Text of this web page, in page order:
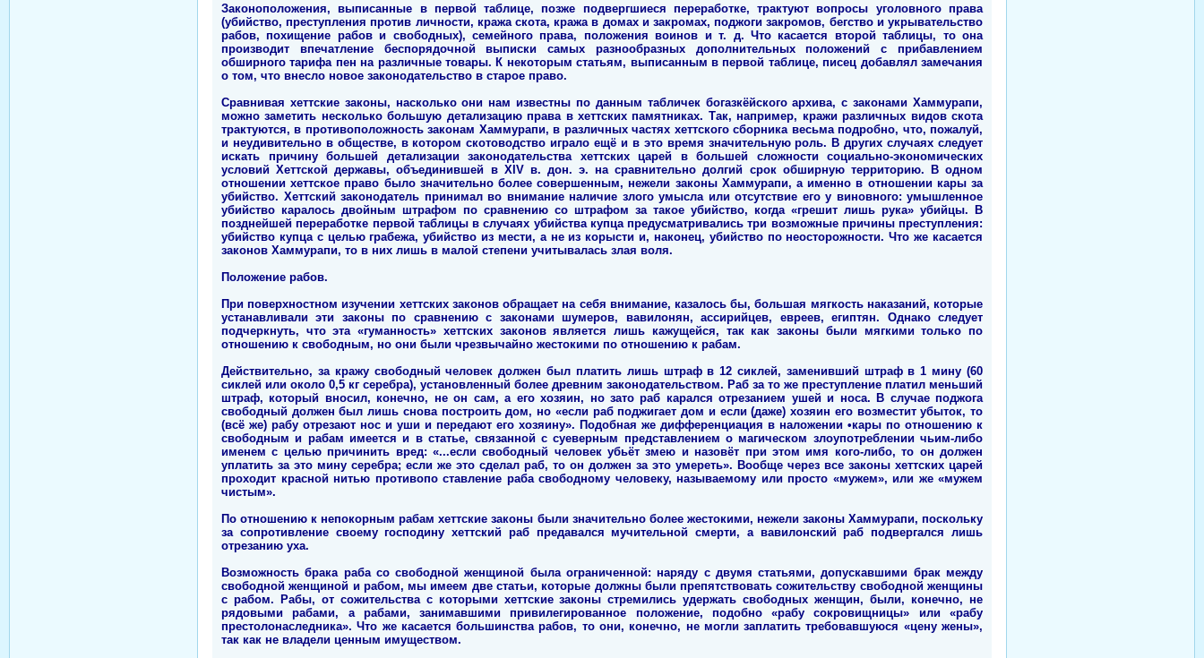
Законоположения, выписанные в первой таблице, позже подвергшиеся переработке, трактуют вопросы уголовного права
(убийство, преступления против личности, кража скота, кража в домах и закромах, поджоги закромов, бегство и укрывательство
рабов, похищение рабов и свободных), семейного права, положения воинов и т. д. Что касается второй таблицы, то она
производит впечатление беспорядочной выписки самых разнообразных дополнительных положений с прибавлением
обширного тарифа пен на различные товары. К некоторым статьям, выписанным в первой таблице, писец добавлял замечания
о том, что внесло новое законодательство в старое право.
Сравнивая хеттские законы, насколько они нам известны по данным табличек богазкёйского архива, с законами Хаммурапи,
можно заметить несколько большую детализацию права в хеттских памятниках. Так, например, кражи различных видов скота
трактуются, в противоположность законам Хаммурапи, в различных частях хеттского сборника весьма подробно, что, пожалуй,
и неудивительно в обществе, в котором скотоводство играло ещё и в это время значительную роль. В других случаях следует
искать причину большей детализации законодательства хеттских царей в большей сложности социально-экономических
условий Хеттской державы, объединившей в XIV в. дон. э. на сравнительно долгий срок обширную территорию. В одном
отношении хеттское право было значительно более совершенным, нежели законы Хаммурапи, а именно в отношении кары за
убийство. Хеттский законодатель принимал во внимание наличие злого умысла или отсутствие его у виновного: умышленное
убийство каралось двойным штрафом по сравнению со штрафом за такое убийство, когда «грешит лишь рука» убийцы. В
позднейшей переработке первой таблицы в случаях убийства купца предусматривались три возможные причины преступления:
убийство купца с целью грабежа, убийство из мести, а не из корысти и, наконец, убийство по неосторожности. Что же касается
законов Хаммурапи, то в них лишь в малой степени учитывалась злая воля.
Положение рабов.
При поверхностном изучении хеттских законов обращает на себя внимание, казалось бы, большая мягкость наказаний, которые
устанавливали эти законы по сравнению с законами шумеров, вавилонян, ассирийцев, евреев, египтян. Однако следует
подчеркнуть, что эта «гуманность» хеттских законов является лишь кажущейся, так как законы были мягкими только по
отношению к свободным, но они были чрезвычайно жестокими по отношению к рабам.
Действительно, за кражу свободный человек должен был платить лишь штраф в 12 сиклей, заменивший штраф в 1 мину (60
сиклей или около 0,5 кг серебра), установленный более древним законодательством. Раб за то же преступление платил меньший
штраф, который вносил, конечно, не он сам, а его хозяин, но зато раб карался отрезанием ушей и носа. В случае поджога
свободный должен был лишь снова построить дом, но «если раб поджигает дом и если (даже) хозяин его возместит убыток, то
(всё же) рабу отрезают нос и уши и передают его хозяину». Подобная же дифференциация в наложении •кары по отношению к
свободным и рабам имеется и в статье, связанной с суеверным представлением о магическом злоупотреблении чьим-либо
именем с целью причинить вред: «...если свободный человек убьёт змею и назовёт при этом имя кого-либо, то он должен
уплатить за это мину серебра; если же это сделал раб, то он должен за это умереть». Вообще через все законы хеттских царей
проходит красной нитью противопо ставление раба свободному человеку, называемому или просто «мужем», или же «мужем
чистым».
По отношению к непокорным рабам хеттские законы были значительно более жестокими, нежели законы Хаммурапи, поскольку
за сопротивление своему господину хеттский раб предавался мучительной смерти, а вавилонский раб подвергался лишь
отрезанию уха.
Возможность брака раба со свободной женщиной была ограниченной: наряду с двумя статьями, допускавшими брак между
свободной женщиной и рабом, мы имеем две статьи, которые должны были препятствовать сожительству свободной женщины
с рабом. Рабы, от сожительства с которыми хеттские законы стремились удержать свободных женщин, были, конечно, не
рядовыми рабами, а рабами, занимавшими привилегированное положение, подобно «рабу сокровищницы» или «рабу
престолонаследника». Что же касается большинства рабов, то они, конечно, не могли заплатить требовавшуюся «цену жены»,
так как не владели ценным имуществом.